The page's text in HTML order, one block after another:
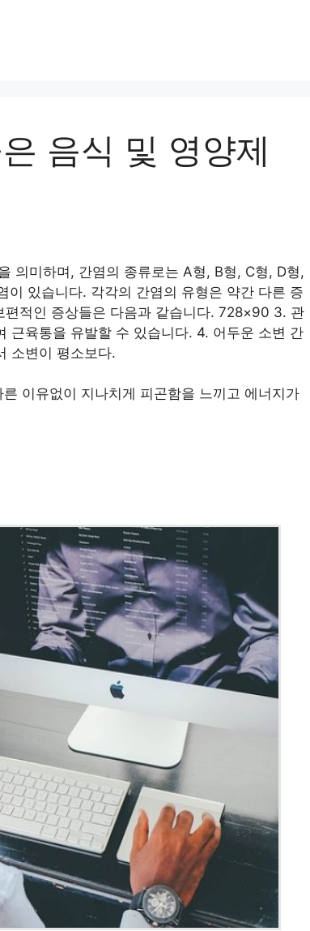
음식 및 영양제
의미하며, 간염의 종류로는 A형, B형, C형, D형,
이 있습니다. 각각의 간염의 유형은 약간 다른 증
적인 증상들은 다음과 같습니다. 728×90 3. 관
근육통을 유발할 수 있습니다. 4. 어두운 소변 간
소변이 평소보다.
이유없이 지나치게 피곤함을 느끼고 에너지가